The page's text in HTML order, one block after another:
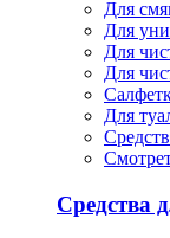
Для
Для
Для
Для
Для
Средства